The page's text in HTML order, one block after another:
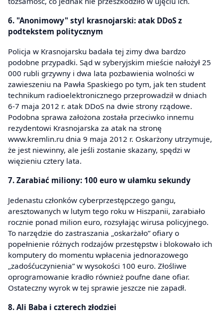
6. "Anonimowy" styl krasnojarski: atak DDoS z
podtekstem politycznym
Policja w Krasnojarsku badała tej zimy dwa bardzo
podobne przypadki. Sąd w syberyjskim mieście nałożył 25
000 rubli grzywny i dwa lata pozbawienia wolności w
zawieszeniu na Pawła Spaskiego po tym, jak ten student
technikum radioelektronicznego przeprowadził w dniach
6-7 maja 2012 r. atak DDoS na dwie strony rządowe.
Podobna sprawa założona została przeciwko innemu
rezydentowi Krasnojarska za atak na stronę
www.kremlin.ru dnia 9 maja 2012 r. Oskarżony utrzymuje,
że jest niewinny, ale jeśli zostanie skazany, spędzi w
więzieniu cztery lata.
7. Zarabiać miliony: 100 euro w ułamku sekundy
Jedenastu członków cyberprzestępczego gangu,
aresztowanych w lutym tego roku w Hiszpanii, zarabiało
rocznie ponad milion euro, rozsyłając wirusa policyjnego.
To narzędzie do zastraszania „oskarżało” ofiary o
popełnienie różnych rodzajów przestępstw i blokowało ich
komputery do momentu wpłacenia jednorazowego
„zadośćuczynienia” w wysokości 100 euro. Złośliwe
oprogramowanie kradło również poufne dane ofiar.
Ostateczny wyrok w tej sprawie jeszcze nie zapadł.
8. Ali Baba i czterech złodziei